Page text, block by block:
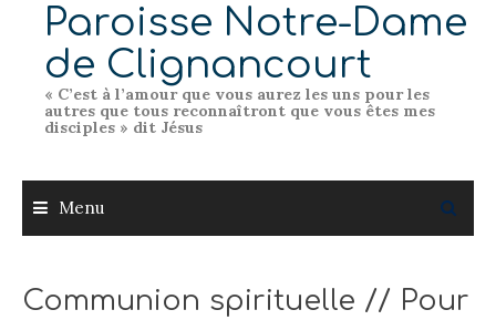
Paroisse Notre-Dame
de Clignancourt
« C’est à l’amour que vous aurez les uns pour les
autres que tous reconnaîtront que vous êtes mes
disciples » dit Jésus
Menu
Communion spirituelle // Pour